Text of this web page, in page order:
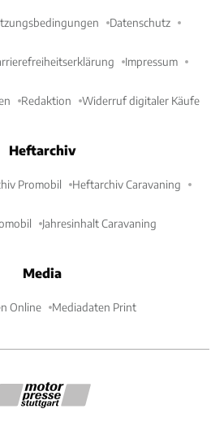
Datenschutz
Impressum
Redaktion Widerruf digitaler Käufe
Heftarchiv
Promobil Heftarchiv Caravaning
Jahresinhalt Caravaning
Media
Online Mediadaten Print